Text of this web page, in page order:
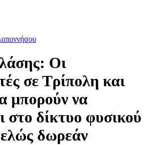
Oι
σε Τρίπολη και
μπορούν να
στο δίκτυο φυσικού
δωρεάν